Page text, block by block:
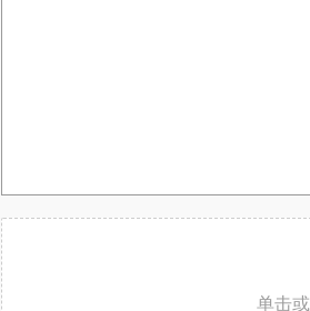
单击